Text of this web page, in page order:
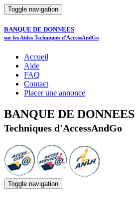
Toggle navigation
BANQUE DE DONNEES
sur les Aides Techniques d'AccessAndGo
Accueil
Aide
FAQ
Contact
Placer une annonce
BANQUE DE DONNEES
Techniques d'AccessAndGo
Toggle navigation